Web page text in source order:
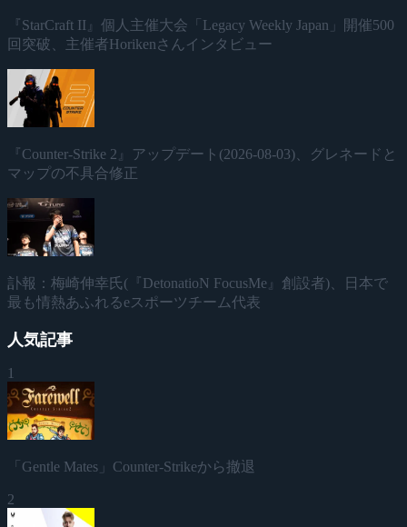
『StarCraft II』個人主催大会「Legacy Weekly Japan」開催500
回突破、主催者Horikenさんインタビュー
『Counter-Strike 2』アップデート(2026-08-03)、グレネードと
マップの不具合修正
訃報：梅崎伸幸氏(『DetonatioN FocusMe』創設者)、日本で
最も情熱あふれるeスポーツチーム代表
人気記事
1
「Gentle Mates」Counter-Strikeから撤退
2